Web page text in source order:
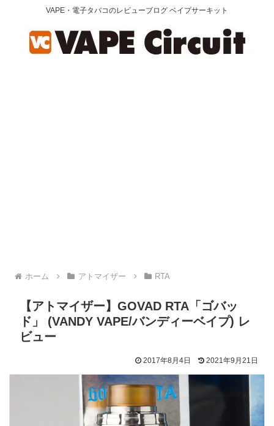
VAPE・電子タバコのレビューブログ ベイプサーキット
ホーム アトマイザー RTA
【アトマイザー】GOVAD RTA「ゴバッ
ド」 (VANDY VAPE/バンディーベイプ) レ
ビュー
2017年8月4日 2021年9月21日